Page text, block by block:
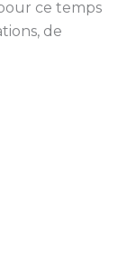
ce temps
de